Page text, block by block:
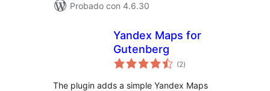
Probado con 4.6.30
Yandex Maps for
Gutenberg
(2total
de
)
The plugin adds a simple Yandex Maps